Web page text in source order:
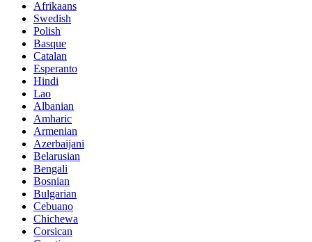
Afrikaans
Swedish
Polish
Basque
Catalan
Esperanto
Hindi
Lao
Albanian
Amharic
Armenian
Azerbaijani
Belarusian
Bengali
Bosnian
Bulgarian
Cebuano
Chichewa
Corsican